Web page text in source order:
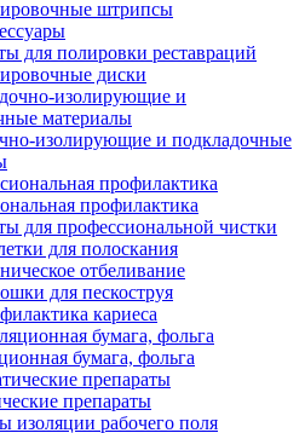
штрипсы
для полировки реставраций
диски
изолирующие и подкладочные
профилактика
для профессиональной чистки
для полоскания
отбеливание
для пескоструя
кариеса
бумага, фольга
препараты